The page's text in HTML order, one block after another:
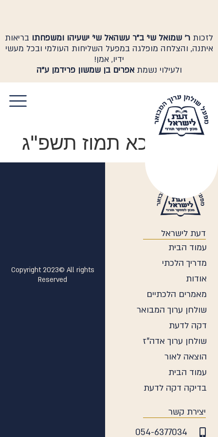
לזכות ר' שמואל שי' ב"ר עשהאל שי' ישעיהו ומשפחתו בריאות
איתנה, והצלחה מופלגה במפעל השליחות העולמי ובכל מעשי
ידיו, אמן!
ולעילוי נשמתאפרים בן שמשון פרידמן ע"ה
יום שני כא תמוז תשפ"ג
דעת לישראל
עמוד הבית
מדריך הלכתי
אודות
מאמרים הלכתיים
שולחן ערוך המבואר
דקה לדעת
שולחן ערוך אדה"ז
הוצאה לאור
עמוד הבית
בדיקה דקה לדעת
יצירת קשר
054-6377034
Copyright 2023© All rights
Reserved